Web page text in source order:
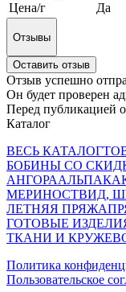
Цена/г
Да
Отзывы
Оставить отзыв
Отзыв успешно
Он будет проверен
Перед публикацией
Каталог
ВЕСЬ КАТАЛОГ
БОБИНЫ СО
АНГОРААЛЬПАКА
МЕРИНОСТВИД,
ЛЕТНЯЯ ПРЯЖА
ГОТОВЫЕ
ТКАНИ И
Политика
Пользовательское